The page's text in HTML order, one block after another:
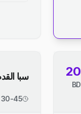
20
BD
سبا
30-45 min